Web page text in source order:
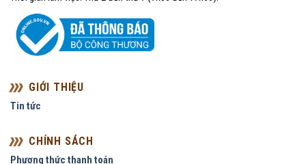
GIỚI THIỆU
Tin tức
CHÍNH SÁCH
Phương thức thanh toán